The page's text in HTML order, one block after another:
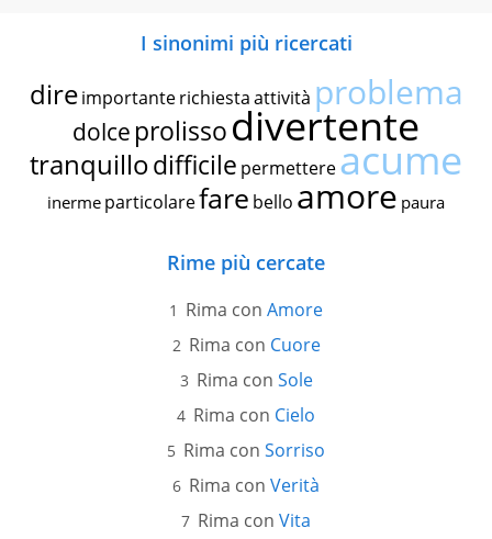
I sinonimi più ricercati
dire importante richiestaattività problema
dolce prolissodivertente
tranquillodifficile permettereacume
inerme particolarefare bello amore paura
Rime più cercate
Rima con Amore
Rima con Cuore
Rima con Sole
Rima con Cielo
Rima con Sorriso
Rima con Verità
Rima con Vita